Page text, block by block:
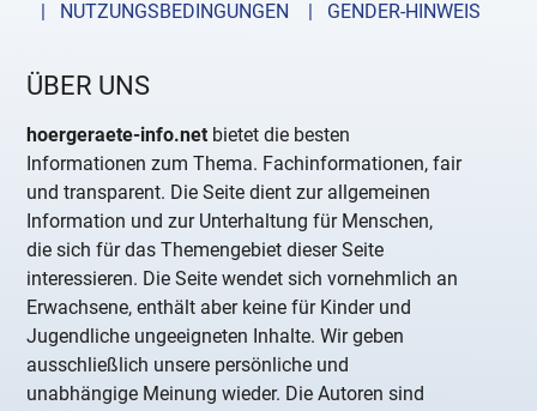
| NUTZUNGSBEDINGUNGEN
| GENDER-HINWEIS
ÜBER UNS
hoergeraete-info.net bietet die besten
Informationen zum Thema. Fachinformationen, fair
und transparent. Die Seite dient zur allgemeinen
Information und zur Unterhaltung für Menschen,
die sich für das Themengebiet dieser Seite
interessieren. Die Seite wendet sich vornehmlich an
Erwachsene, enthält aber keine für Kinder und
Jugendliche ungeeigneten Inhalte. Wir geben
ausschließlich unsere persönliche und
unabhängige Meinung wieder. Die Autoren sind